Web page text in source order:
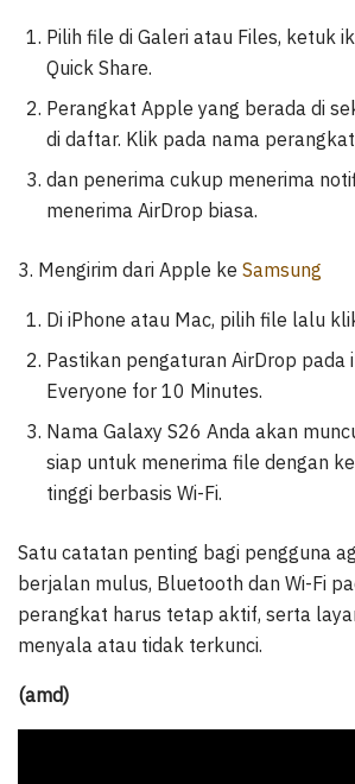
Pilih file di Galeri atau Files, ketuk
Quick Share.
Perangkat Apple yang berada di
di daftar. Klik pada nama
dan penerima cukup menerima
menerima AirDrop biasa.
3. Mengirim dari Apple ke Samsung
Di iPhone atau Mac, pilih file lalu
Pastikan pengaturan AirDrop pada
Everyone for 10 Minutes.
Nama Galaxy S26 Anda akan
siap untuk menerima file dengan
tinggi berbasis Wi-Fi.
Satu catatan penting bagi pengguna
berjalan mulus, Bluetooth dan Wi-Fi
perangkat harus tetap aktif, serta
menyala atau tidak terkunci.
(amd)